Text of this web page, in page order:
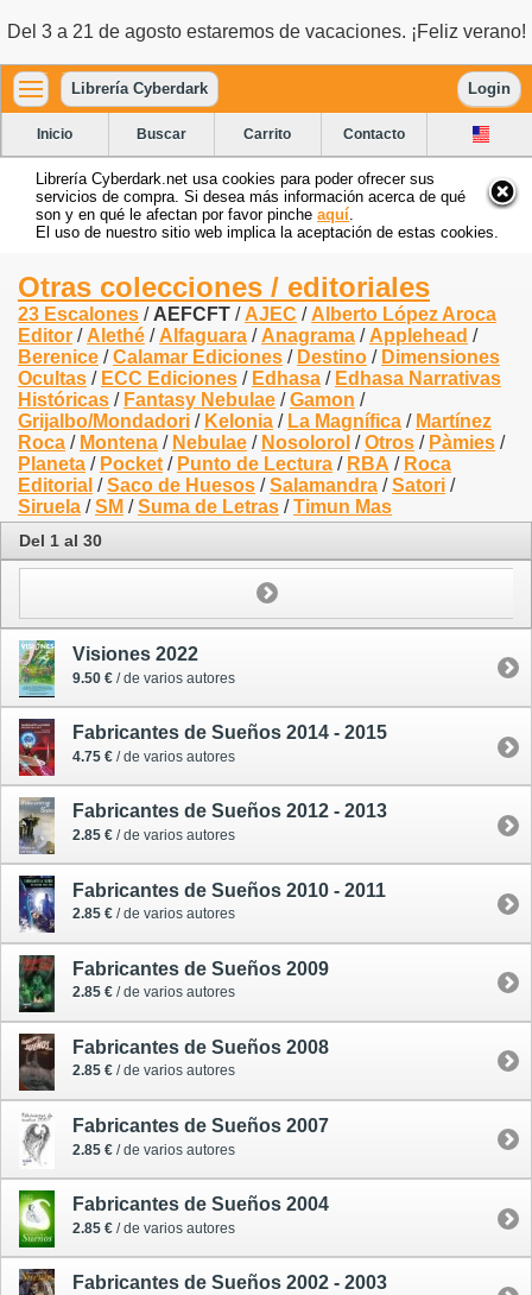
Del 3 a 21 de agosto estaremos de vacaciones. ¡Feliz verano!
Librería Cyberdark Login
Inicio Buscar Carrito Contacto
Librería Cyberdark.net usa cookies para poder ofrecer sus
servicios de compra. Si desea más información acerca de qué
son y en qué le afectan por favor pinche aquí
El uso de nuestro sitio web implica la aceptación de estas cookies.
Otras colecciones / editoriales
23 Escalones / AEFCFT / AJEC / Alberto López Aroca
Editor / Alethé / Alfaguara / Anagrama / Applehead /
Berenice /Calamar Ediciones / Destino / Dimensiones
Ocultas / ECC Ediciones / Edhasa / Edhasa Narrativas
Históricas / Fantasy Nebulae /Gamon /
Grijalbo/Mondadori / Kelonia / La Magnífica / Martínez
Roca / Montena / Nebulae / Nosolorol /Otros / Pàmies /
Planeta / Pocket / Punto de Lectura / RBA / Roca
Editorial /Saco de Huesos /Salamandra /Satori /
Siruela /SM /Suma de Letras /Timun Mas
Del 1 al 30
Visiones 2022
9.50 € / de varios autores
Fabricantes de Sueños 2014 - 2015
4.75 € / de varios autores
Fabricantes de Sueños 2012 - 2013
2.85 € / de varios autores
Fabricantes de Sueños 2010 - 2011
2.85 € / de varios autores
Fabricantes de Sueños 2009
2.85 € / de varios autores
Fabricantes de Sueños 2008
2.85 € / de varios autores
Fabricantes de Sueños 2007
2.85 € / de varios autores
Fabricantes de Sueños 2004
2.85 € / de varios autores
Fabricantes de Sueños 2002 - 2003